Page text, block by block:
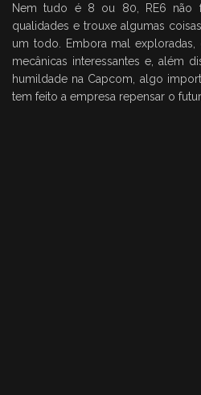
Nem tudo é 8 ou 80, RE6 não
qualidades e trouxe algumas
um todo. Embora mal
mecânicas interessantes e, além
humildade na Capcom, algo
tem feito a empresa repensar o